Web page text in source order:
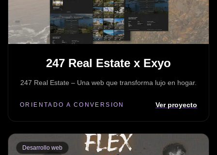
247 Real Estate x Exyo
247 Real Estate – Una web que transforma lujo en hogar.
ORIENTADO A CONVERSION Ver proyecto
Desarrollo web